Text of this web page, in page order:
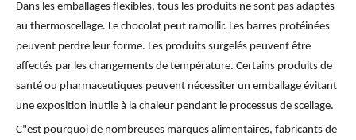
Dans les emballages flexibles, tous les produits ne sont pas adaptés
au thermoscellage. Le chocolat peut ramollir. Les barres protéinées
peuvent perdre leur forme. Les produits surgelés peuvent être
affectés par les changements de température. Certains produits de
santé ou pharmaceutiques peuvent nécessiter un emballage évitant
une exposition inutile à la chaleur pendant le processus de scellage.
C"est pourquoi de nombreuses marques alimentaires, fabricants de